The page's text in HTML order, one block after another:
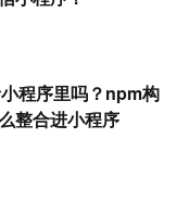
程序里吗？npm构
整合进小程序